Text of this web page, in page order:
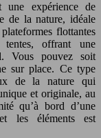
une expérience de
de la nature, idéale
flottantes
tentes, offrant une
Vous pouvez soit
sur place. Ce type
de la nature qui
et originale, au
qu’à bord d’une
les éléments est